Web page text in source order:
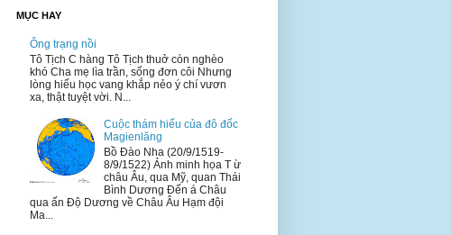
MỤC HAY
Ông trạng nồi
Tô Tịch C hàng Tô Tịch thuở còn nghèo
khó Cha mẹ lìa trần, sống đơn côi Nhưng
lòng hiếu học vang khắp nẻo ý chí vươn
xa, thật tuyệt vời. N...
Cuộc thám hiểu của đô đốc
Magienlăng
Bồ Đào Nha (20/9/1519-
8/9/1522) Ảnh minh họa T ừ
châu Âu, qua Mỹ, quan Thái
Bình Dương Đến á Châu
qua ấn Độ Dương về Châu Âu Hạm đội
Ma...